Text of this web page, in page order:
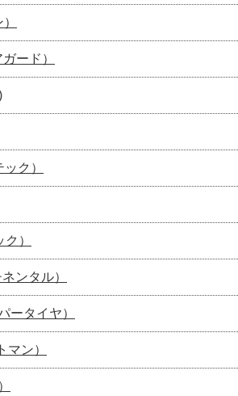
ード）
ク）
）
ンタル）
ータイヤ）
マン）